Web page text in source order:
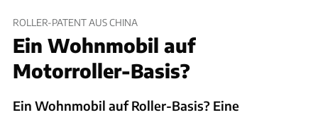
ROLLER-PATENT AUS CHINA
Ein Wohnmobil auf
Motorroller-Basis?
Ein Wohnmobil auf Roller-Basis? Eine